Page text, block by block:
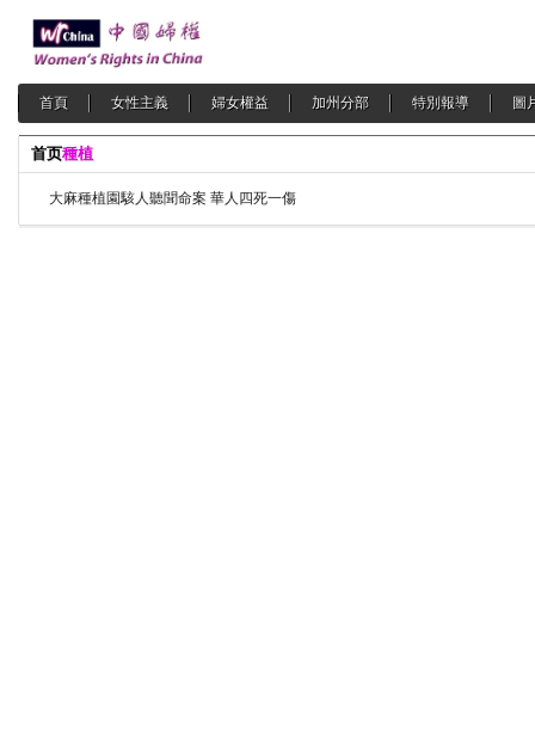
首頁 女性主義 婦女權益 加州分部 特別報導 圖
首页種植
大麻種植園駭人聽聞命案 華人四死一傷